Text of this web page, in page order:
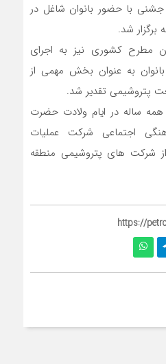
با حضور بانوان شاغل در
شد.
مطرح کشوری نیز به اجرای
بانوان به عنوان بخش مهمی از
پتروشیمی تقدیر شد.
ساله در ایام ولادت حضرت
اجتماعی شرکت عملیات
شرکت های پتروشیمی منطقه
https://